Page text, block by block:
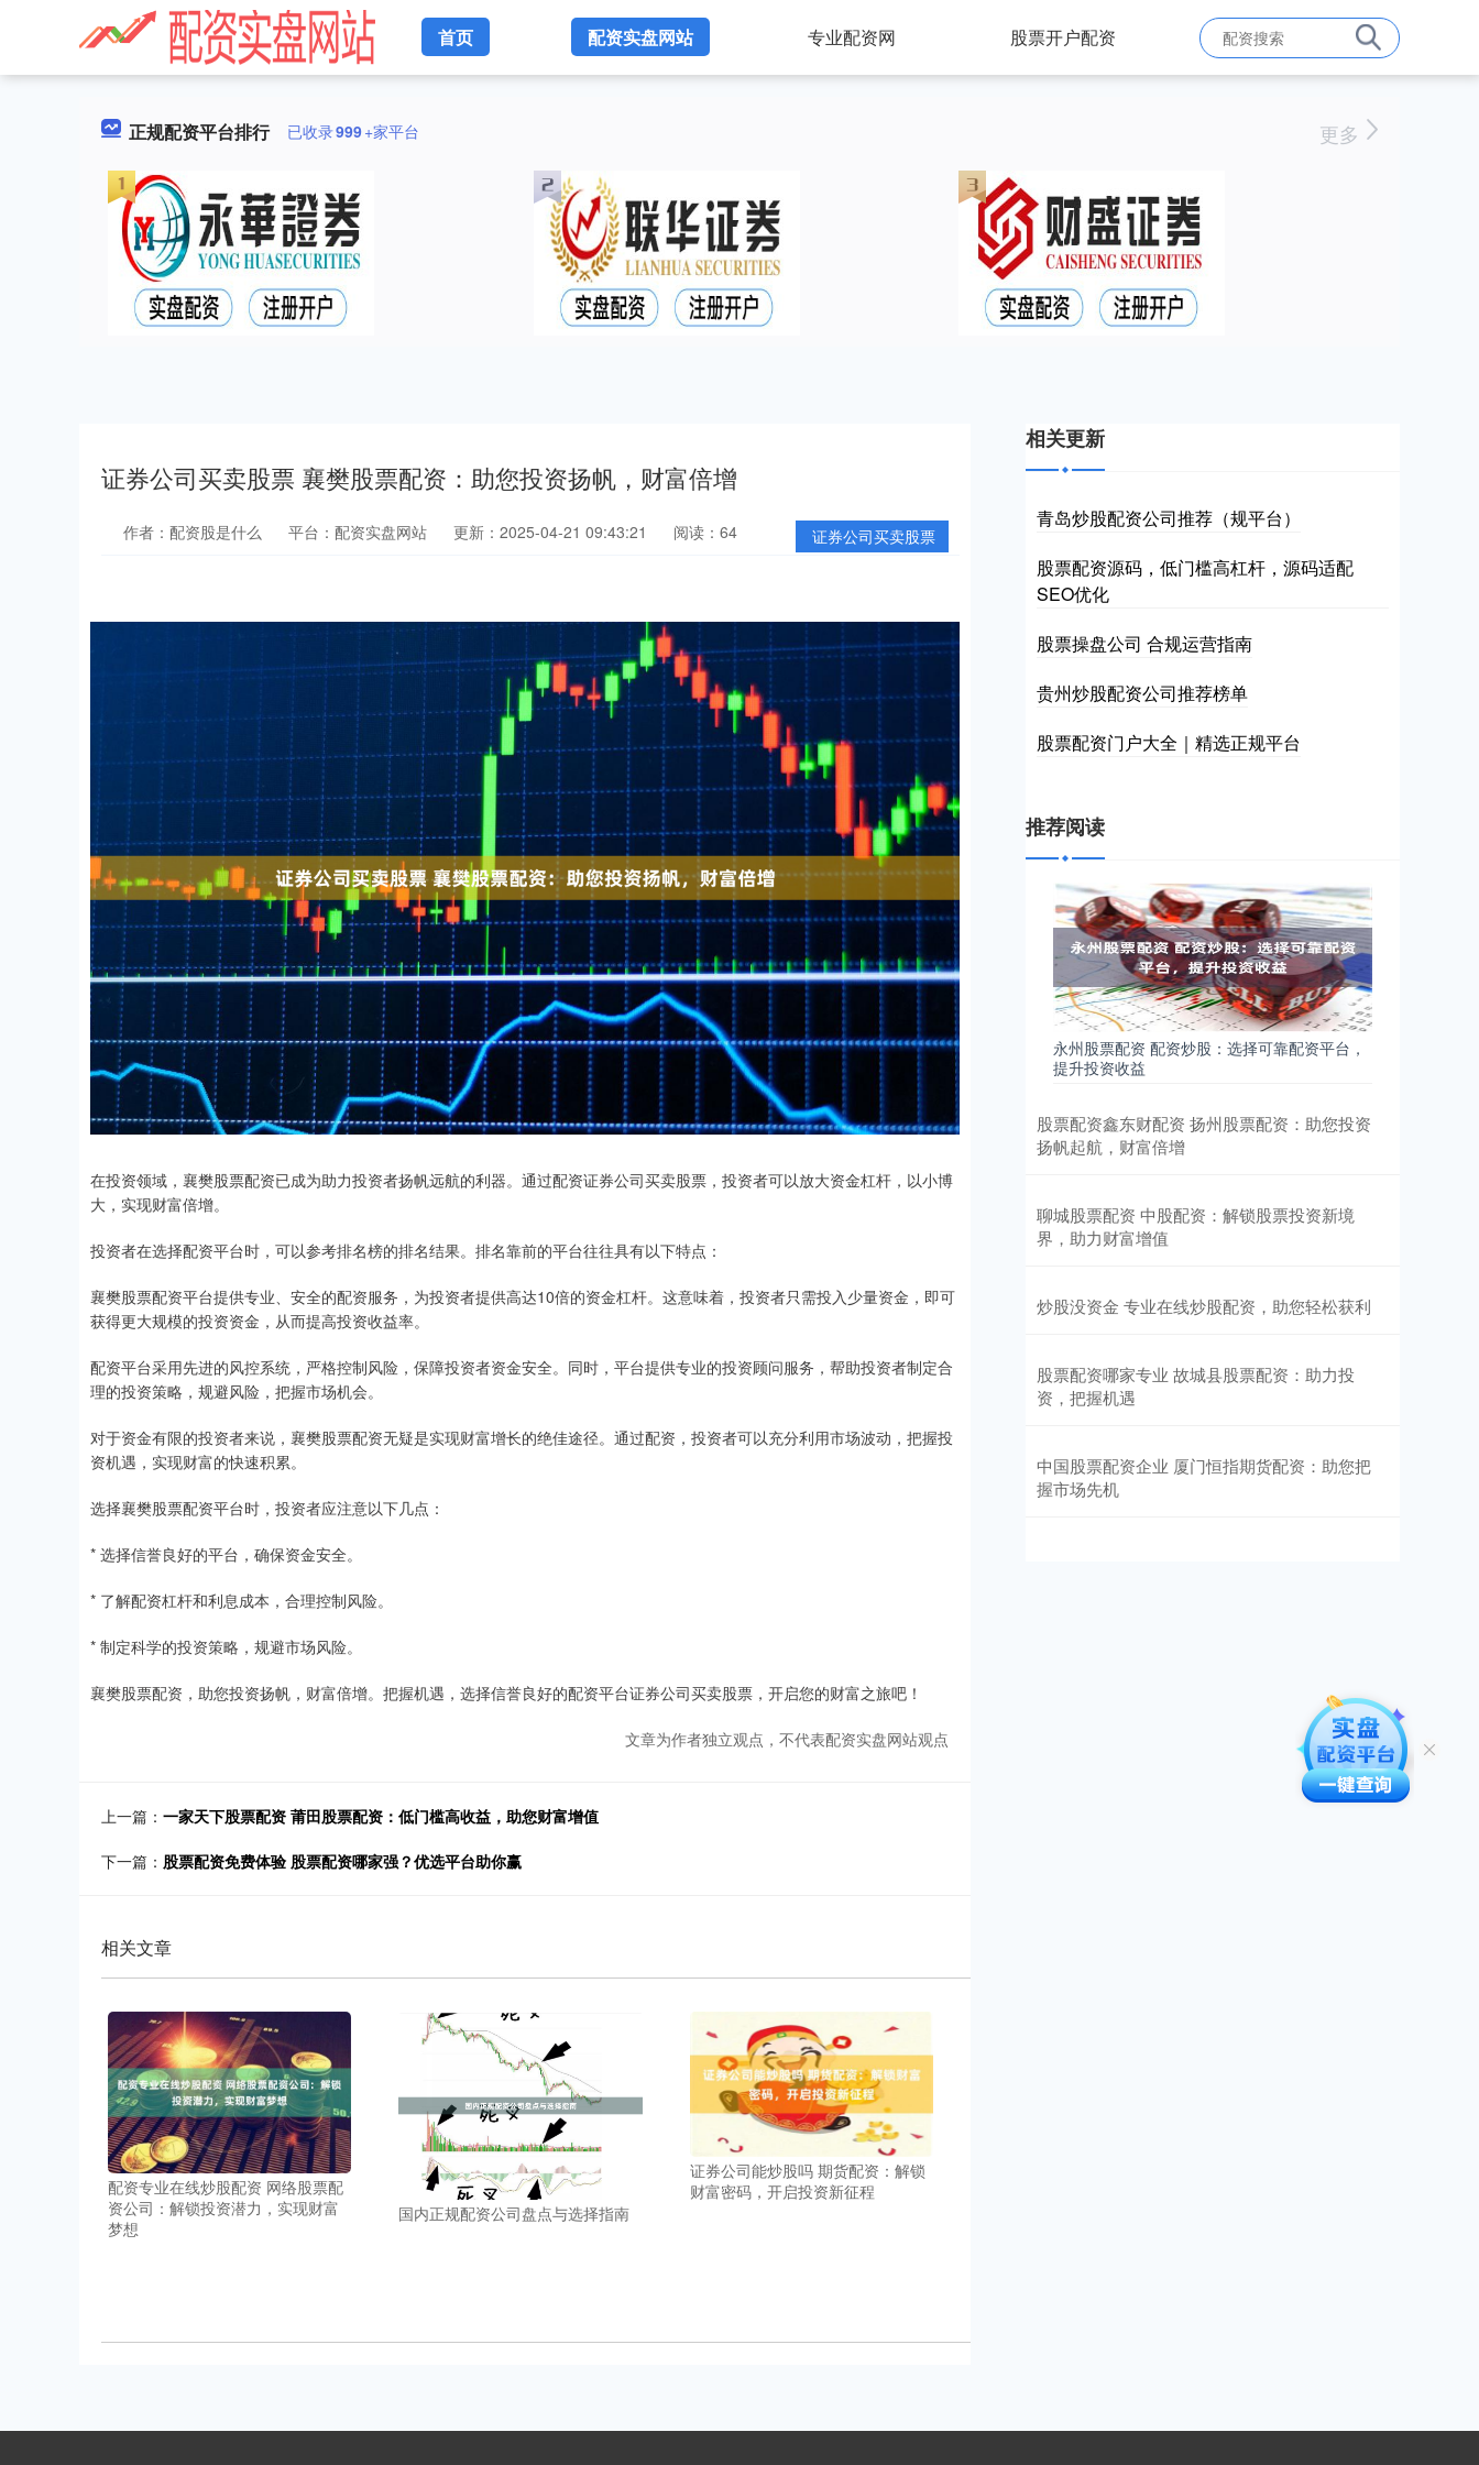
首页 配资实盘网站 专业配资网 股票开户配资
正规配资平台排行 已收录999+家平台 更多
证券公司买卖股票 襄樊股票配资：助您投资扬帆，财富倍增
证券公司买卖股票
作者：配资股是什么 平台：配资实盘网站 更新：2025-04-21 09:43:21 阅读：64
在投资领域，襄樊股票配资已成为助力投资者扬帆远航的利器。通过配资证券公司买卖股票，投资者可以放大资金杠杆，以小博
大，实现财富倍增。
投资者在选择配资平台时，可以参考排名榜的排名结果。排名靠前的平台往往具有以下特点：
襄樊股票配资平台提供专业、安全的配资服务，为投资者提供高达10倍的资金杠杆。这意味着，投资者只需投入少量资金，即可
获得更大规模的投资资金，从而提高投资收益率。
配资平台采用先进的风控系统，严格控制风险，保障投资者资金安全。同时，平台提供专业的投资顾问服务，帮助投资者制定合
理的投资策略，规避风险，把握市场机会。
对于资金有限的投资者来说，襄樊股票配资无疑是实现财富增长的绝佳途径。通过配资，投资者可以充分利用市场波动，把握投
资机遇，实现财富的快速积累。
选择襄樊股票配资平台时，投资者应注意以下几点：
* 选择信誉良好的平台，确保资金安全。
* 了解配资杠杆和利息成本，合理控制风险。
* 制定科学的投资策略，规避市场风险。
襄樊股票配资，助您投资扬帆，财富倍增。把握机遇，选择信誉良好的配资平台证券公司买卖股票，开启您的财富之旅吧！
文章为作者独立观点，不代表配资实盘网站观点
上一篇： 一家天下股票配资 莆田股票配资：低门槛高收益，助您财富增值
下一篇： 股票配资免费体验 股票配资哪家强？优选平台助你赢
相关文章
配资专业在线炒股配资 网络股票配
资公司：解锁投资潜力，实现财富
梦想
国内正规配资公司盘点与选择指南
证券公司能炒股吗 期货配资：解锁
财富密码，开启投资新征程
相关更新
青岛炒股配资公司推荐（规平台）
股票配资源码，低门槛高杠杆，源码适配
SEO优化
股票操盘公司 合规运营指南
贵州炒股配资公司推荐榜单
股票配资门户大全｜精选正规平台
推荐阅读
永州股票配资 配资炒股：选择可靠配资平台，
提升投资收益
股票配资鑫东财配资 扬州股票配资：助您投资
扬帆起航，财富倍增
聊城股票配资 中股配资：解锁股票投资新境
界，助力财富增值
炒股没资金 专业在线炒股配资，助您轻松获利
股票配资哪家专业 故城县股票配资：助力投
资，把握机遇
中国股票配资企业 厦门恒指期货配资：助您把
握市场先机